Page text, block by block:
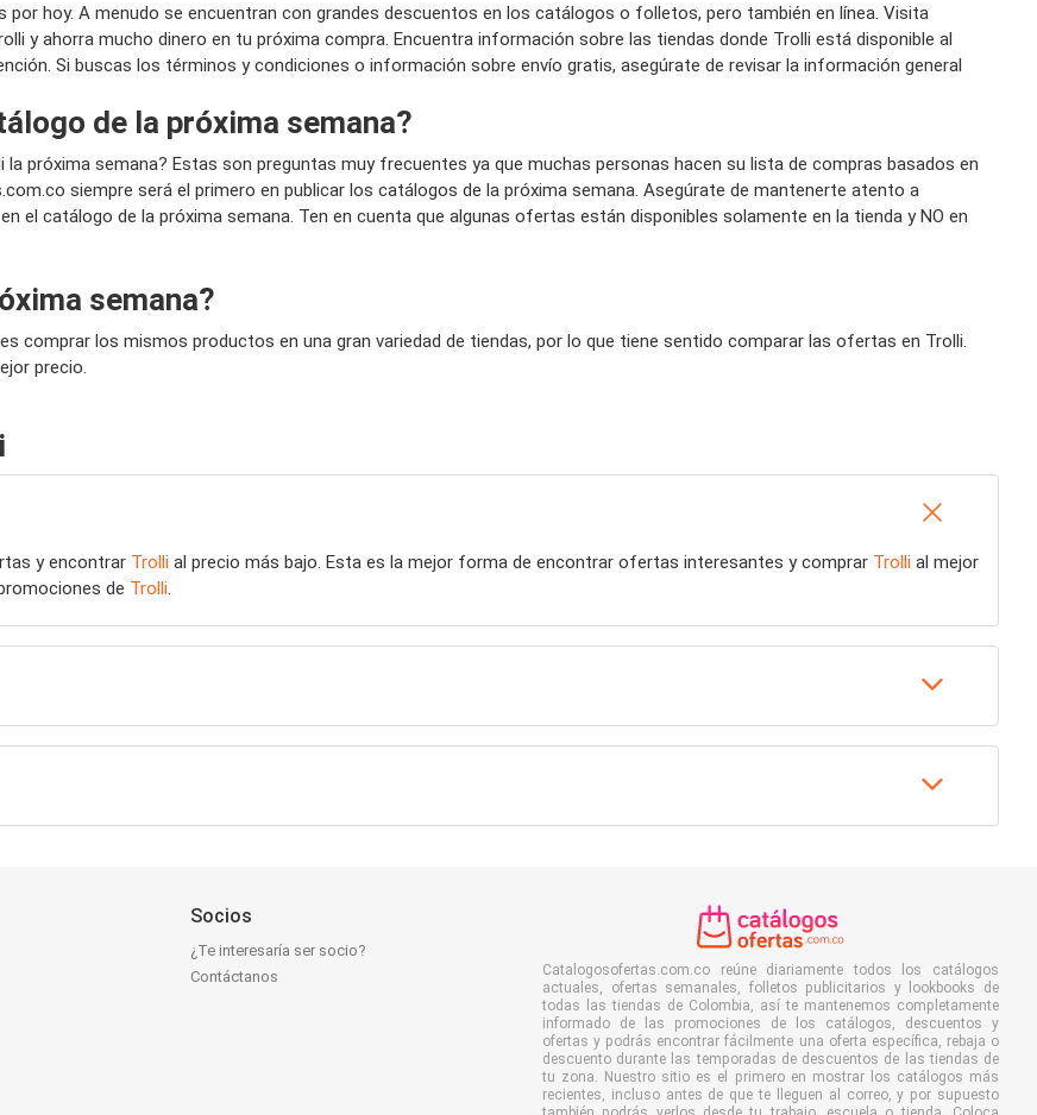
hoy. A menudo se encuentran con grandes descuentos en los catálogos o folletos, pero también en línea. Visita
y ahorra mucho dinero en tu próxima compra. Encuentra información sobre las tiendas donde Trolli está disponible al
Si buscas los términos y condiciones o información sobre envío gratis, asegúrate de revisar la información general
de la próxima semana?
próxima semana? Estas son preguntas muy frecuentes ya que muchas personas hacen su lista de compras basados en
siempre será el primero en publicar los catálogos de la próxima semana. Asegúrate de mantenerte atento a
el catálogo de la próxima semana. Ten en cuenta que algunas ofertas están disponibles solamente en la tienda y NO en
semana?
comprar los mismos productos en una gran variedad de tiendas, por lo que tiene sentido comparar las ofertas en Trolli.
precio.
y encontrar Trolli al precio más bajo. Esta es la mejor forma de encontrar ofertas interesantes y comprar Trolli al mejor
de Trolli
Socios
¿Te interesaría ser socio?
Contáctanos
Catalogosofertas.com.co reúne diariamente todos los catálogos
actuales, ofertas semanales, folletos publicitarios y lookbooks de
todas las tiendas de Colombia, así te mantenemos completamente
informado de las promociones de los catálogos, descuentos y
ofertas y podrás encontrar fácilmente una oferta específica, rebaja o
descuento durante las temporadas de descuentos de las tiendas de
tu zona. Nuestro sitio es el primero en mostrar los catálogos más
recientes, incluso antes de que te lleguen al correo, y por supuesto